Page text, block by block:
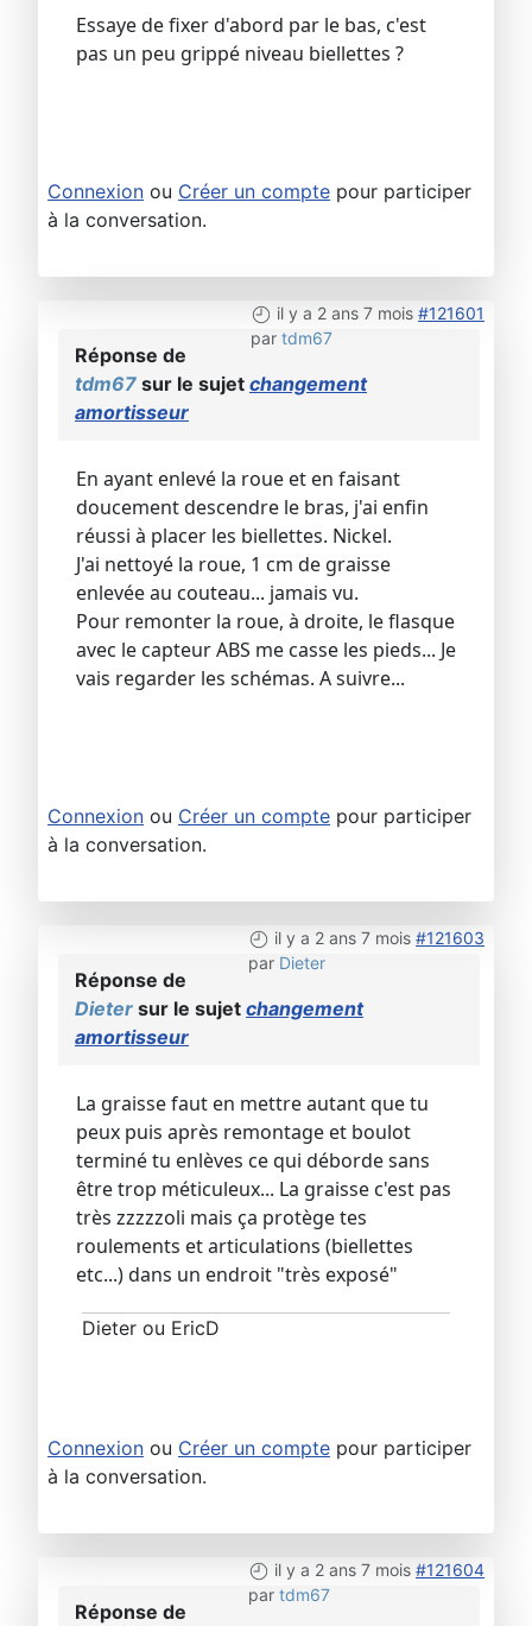
Essaye de fixer d'abord par le bas, c'est
pas un peu grippé niveau biellettes ?
Connexion ou Créer un compte pour participer
à la conversation.
il y a 2 ans 7 mois #121601
par tdm67
Réponse de
tdm67 sur le sujet changement
amortisseur
En ayant enlevé la roue et en faisant
doucement descendre le bras, j'ai enfin
réussi à placer les biellettes. Nickel.
J'ai nettoyé la roue, 1 cm de graisse
enlevée au couteau... jamais vu.
Pour remonter la roue, à droite, le flasque
avec le capteur ABS me casse les pieds... Je
vais regarder les schémas. A suivre...
Connexion ou Créer un compte pour participer
à la conversation.
il y a 2 ans 7 mois #121603
par Dieter
Réponse de
Dieter sur le sujet changement
amortisseur
La graisse faut en mettre autant que tu
peux puis après remontage et boulot
terminé tu enlèves ce qui déborde sans
être trop méticuleux... La graisse c'est pas
très zzzzzoli mais ça protège tes
roulements et articulations (biellettes
etc...) dans un endroit "très exposé"
Dieter ou EricD
Connexion ou Créer un compte pour participer
à la conversation.
il y a 2 ans 7 mois #121604
par tdm67
Réponse de